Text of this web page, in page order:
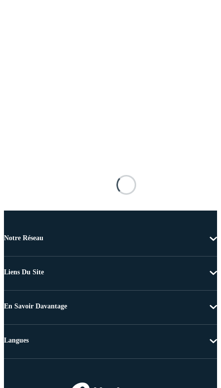
Notre Réseau
Liens Du Site
En Savoir Davantage
Langues